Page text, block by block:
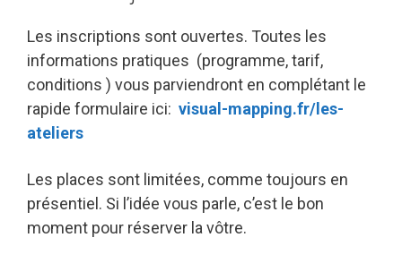
Les inscriptions sont ouvertes. Toutes les
informations pratiques (programme, tarif,
conditions ) vous parviendront en complétant le
rapide formulaire ici: visual-mapping.fr/les-
ateliers
Les places sont limitées, comme toujours en
présentiel. Si l’idée vous parle, c’est le bon
moment pour réserver la vôtre.